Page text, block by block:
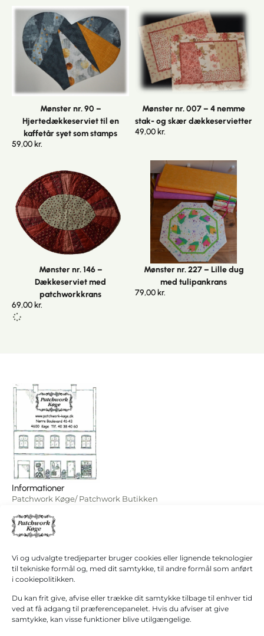
Vi og udvalgte tredjeparter bruger cookies eller lignende teknologier
til tekniske formål og, med dit samtykke, til andre formål som anført
i cookiepolitikken.
Du kan frit give, afvise eller trække dit samtykke tilbage til enhver tid
ved at få adgang til præferencepanelet. Hvis du afviser at give
samtykke, kan visse funktioner blive utilgængelige.
I
alt
0,00kr.
Køb for
1.000,00kr.
mere for
gratis
Gå til
betaling
Mønster nr. 90 –
Hjertedækkeserviet til en
kaffetår syet som stamps
59,00 kr.
Mønster nr. 007 – 4 nemme
stak- og skær dækkeservietter
49,00 kr.
Mønster nr. 146 –
Dækkeserviet med
patchworkkrans
69,00 kr.
Mønster nr. 227 – Lille dug
med tulipankrans
79,00 kr.
Informationer
Patchwork Køge/ Patchwork Butikken
hanne@patchwork4600.dk
Kontakt os
Mandag - tirsdag: 10:00 - 16.30
Onsdag: Lukket
Lørdag: 10:00 - 13:00 Første lørdag i måneden
(1. September – 31. Marts)